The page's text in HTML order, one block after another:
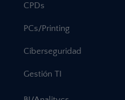
CPDs
PCs/Printing
Ciberseguridad
Gestión TI